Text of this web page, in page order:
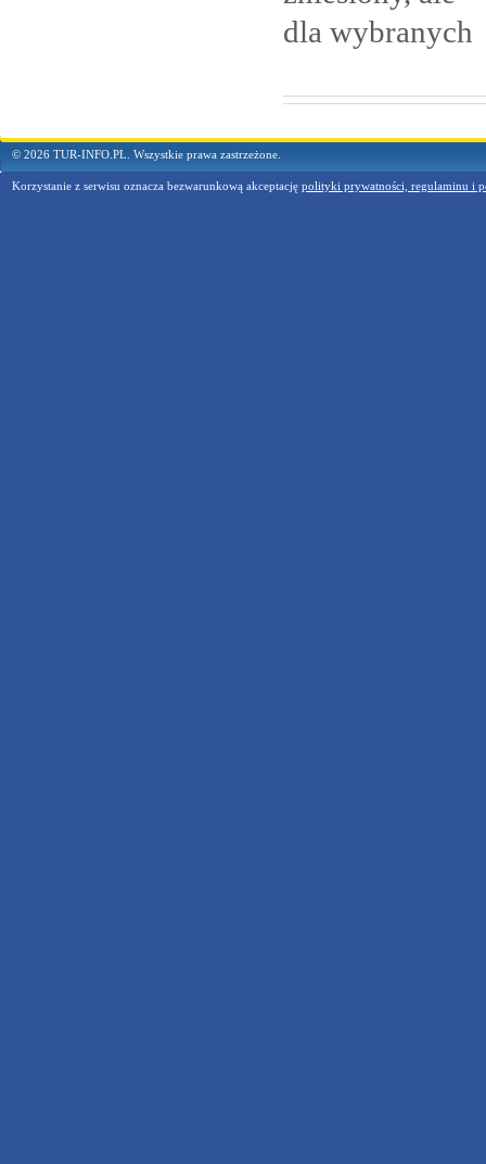
dla wybranych
© 2026 TUR-INFO.PL. Wszystkie prawa zastrzeżone.
Korzystanie z serwisu oznacza bezwarunkową akceptację polityki prywatności, regulaminu i